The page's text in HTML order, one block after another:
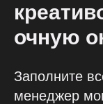
очную
Заполните
менеджер